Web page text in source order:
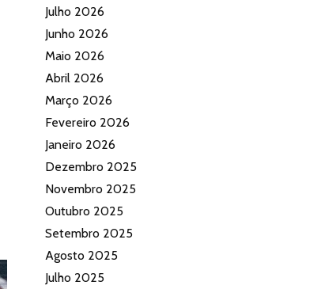
Julho 2026
Junho 2026
Maio 2026
Abril 2026
Março 2026
Fevereiro 2026
Janeiro 2026
Dezembro 2025
Novembro 2025
Outubro 2025
Setembro 2025
Agosto 2025
Julho 2025